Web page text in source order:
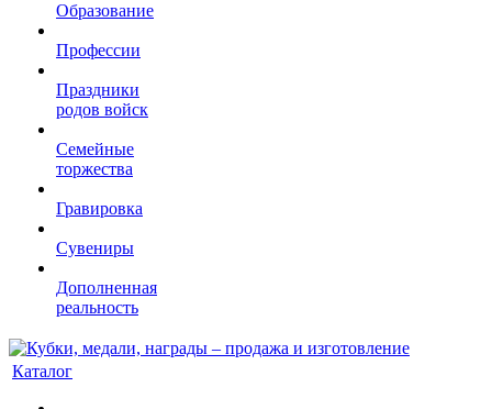
Образование
Профессии
Праздники
родов войск
Семейные
торжества
Гравировка
Сувениры
Дополненная
реальность
Каталог